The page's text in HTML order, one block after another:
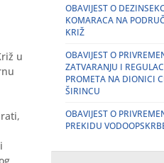
u
OBAVIJEST O
KOMARACA NA
KRIŽ
OBAVIJEST O
ZATVARANJU I
PROMETA NA DIONICI
ŠIRINCU
OBAVIJEST O
PREKIDU